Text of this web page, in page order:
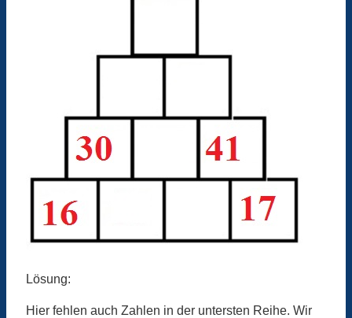
Lösung:
Hier fehlen auch Zahlen in der untersten Reihe. Wir